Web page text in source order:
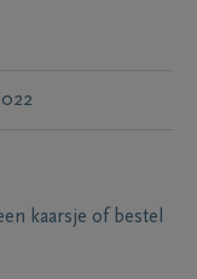
kaarsje of bestel